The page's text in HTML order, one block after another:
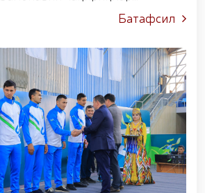
рағбатлантириш
мавзусида халқаро илмий-
Батафсил